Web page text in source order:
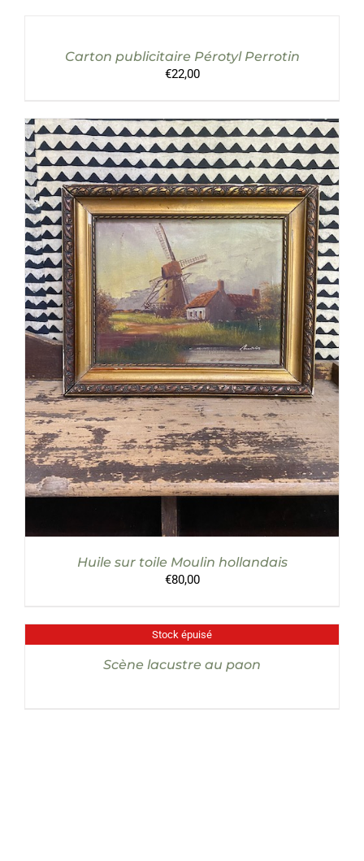
DÉTAILS
Carton publicitaire Pérotyl Perrotin
€22,00
AJOUTER AU PANIER / DÉTAILS
Huile sur toile Moulin hollandais
€80,00
Stock épuisé
DÉTAILS
Scène lacustre au paon